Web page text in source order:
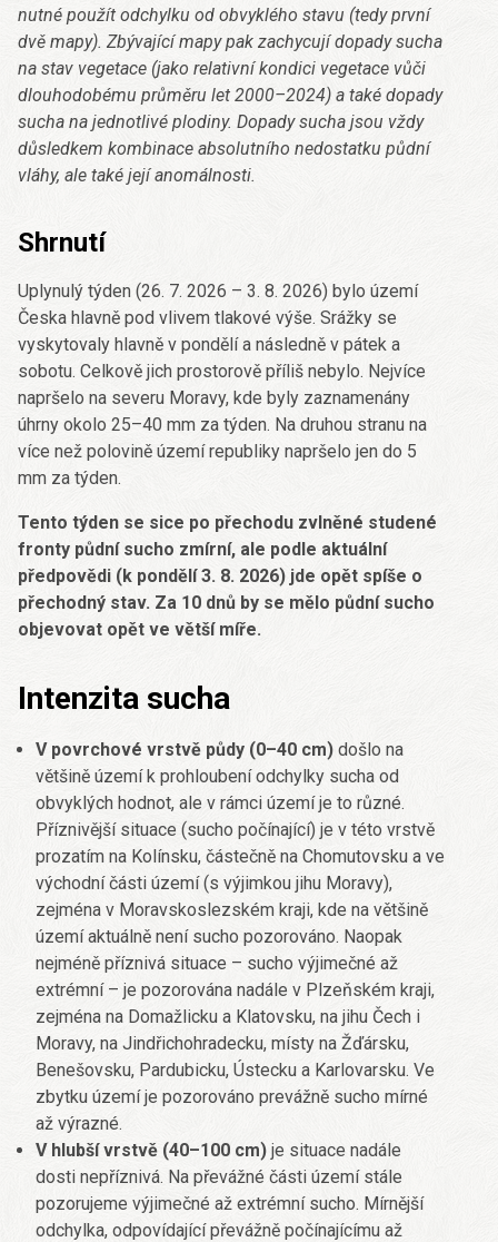
nutné použít odchylku od obvyklého stavu (tedy první
dvě mapy). Zbývající mapy pak zachycují dopady sucha
na stav vegetace (jako relativní kondici vegetace vůči
dlouhodobému průměru let 2000–2024) a také dopady
sucha na jednotlivé plodiny. Dopady sucha jsou vždy
důsledkem kombinace absolutního nedostatku půdní
vláhy, ale také její anomálnosti.
Shrnutí
Uplynulý týden (26. 7. 2026 – 3. 8. 2026) bylo území
Česka hlavně pod vlivem tlakové výše. Srážky se
vyskytovaly hlavně v pondělí a následně v pátek a
sobotu. Celkově jich prostorově příliš nebylo. Nejvíce
napršelo na severu Moravy, kde byly zaznamenány
úhrny okolo 25–40 mm za týden. Na druhou stranu na
více než polovině území republiky napršelo jen do 5
mm za týden.
Tento týden se sice po přechodu zvlněné studené
fronty půdní sucho zmírní, ale podle aktuální
předpovědi (k pondělí 3. 8. 2026) jde opět spíše o
přechodný stav. Za 10 dnů by se mělo půdní sucho
objevovat opět ve větší míře.
Intenzita sucha
V povrchové vrstvě půdy (0–40 cm) došlo na
většině území k prohloubení odchylky sucha od
obvyklých hodnot, ale v rámci území je to různé.
Příznivější situace (sucho počínající) je v této vrstvě
prozatím na Kolínsku, částečně na Chomutovsku a ve
východní části území (s výjimkou jihu Moravy),
zejména v Moravskoslezském kraji, kde na většině
území aktuálně není sucho pozorováno. Naopak
nejméně příznivá situace – sucho výjimečné až
extrémní – je pozorována nadále v Plzeňském kraji,
zejména na Domažlicku a Klatovsku, na jihu Čech i
Moravy, na Jindřichohradecku, místy na Žďársku,
Benešovsku, Pardubicku, Ústecku a Karlovarsku. Ve
zbytku území je pozorováno prevážně sucho mírné
až výrazné.
V hlubší vrstvě (40–100 cm) je situace nadále
dosti nepříznivá. Na převážné části území stále
pozorujeme výjimečné až extrémní sucho. Mírnější
odchylka, odpovídající převážně počínajícímu až